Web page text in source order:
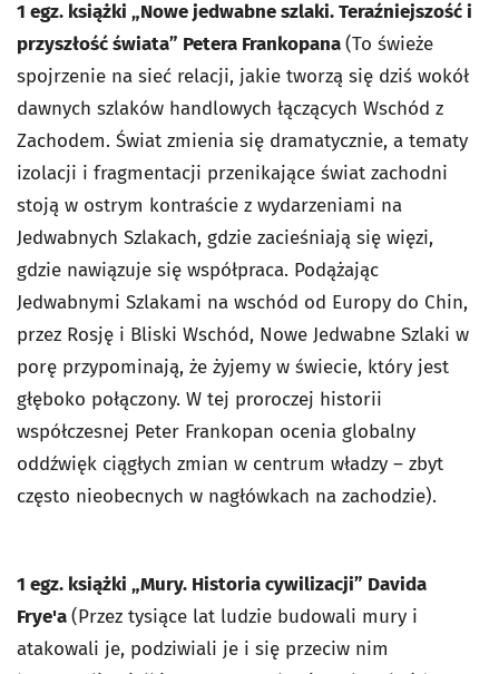
1 egz. książki „Nowe jedwabne szlaki. Teraźniejszość i
przyszłość świata” Petera Frankopana(To świeże
spojrzenie na sieć relacji, jakie tworzą się dziś wokół
dawnych szlaków handlowych łączących Wschód z
Zachodem. Świat zmienia się dramatycznie, a tematy
izolacji i fragmentacji przenikające świat zachodni
stoją w ostrym kontraście z wydarzeniami na
Jedwabnych Szlakach, gdzie zacieśniają się więzi,
gdzie nawiązuje się współpraca. Podążając
Jedwabnymi Szlakami na wschód od Europy do Chin,
przez Rosję i Bliski Wschód, Nowe Jedwabne Szlaki w
porę przypominają, że żyjemy w świecie, który jest
głęboko połączony. W tej proroczej historii
współczesnej Peter Frankopan ocenia globalny
oddźwięk ciągłych zmian w centrum władzy – zbyt
często nieobecnych w nagłówkach na zachodzie).
1 egz. książki „Mury. Historia cywilizacji” Davida
Frye'a(Przez tysiące lat ludzie budowali mury i
atakowali je, podziwiali je i się przeciw nim